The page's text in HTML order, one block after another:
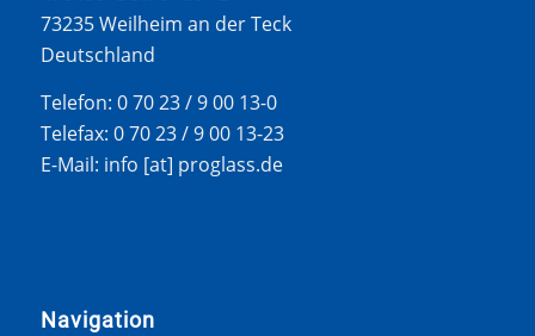
73235 Weilheim an der Teck
Deutschland
Telefon: 0 70 23 / 9 00 13-0
Telefax: 0 70 23 / 9 00 13-23
E-Mail: info [at] proglass.de
Navigation